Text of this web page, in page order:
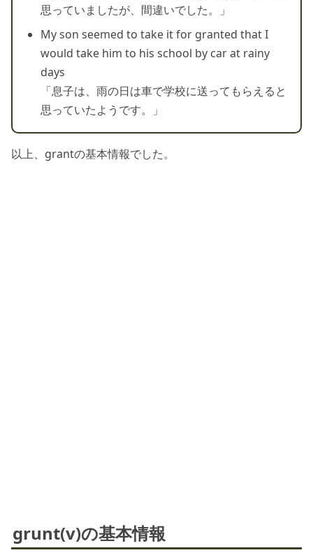
思っていましたが、間違いでした。」
My son seemed to take it for granted that I
would take him to his school by car at rainy
days
「息子は、雨の日は車で学校に送ってもらえると
思っていたようです。」
以上、grantの基本情報でした。
grunt(v)の基本情報